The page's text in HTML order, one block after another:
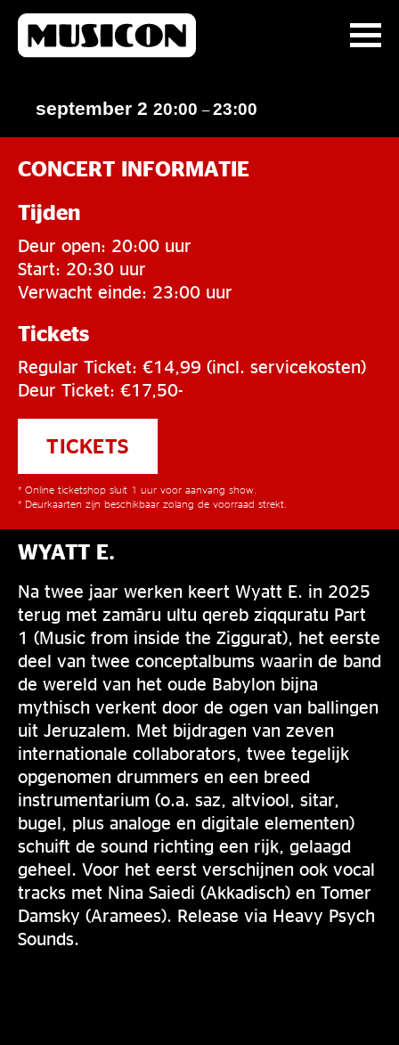
september 2 20:00 –23:00
CONCERT INFORMATIE
Tijden
Deur open: 20:00 uur
Start: 20:30 uur
Verwacht einde: 23:00 uur
Tickets
Regular Ticket: €14,99 (incl. servicekosten)
Deur Ticket: €17,50-
TICKETS
* Online ticketshop sluit 1 uur voor aanvang show.
* Deurkaarten zijn beschikbaar zolang de voorraad strekt.
WYATT E.
Na twee jaar werken keert Wyatt E. in 2025
terug met zamāru ultu qereb ziqquratu Part
1 (Music from inside the Ziggurat), het eerste
deel van twee conceptalbums waarin de band
de wereld van het oude Babylon bijna
mythisch verkent door de ogen van ballingen
uit Jeruzalem. Met bijdragen van zeven
internationale collaborators, twee tegelijk
opgenomen drummers en een breed
instrumentarium (o.a. saz, altviool, sitar,
bugel, plus analoge en digitale elementen)
schuift de sound richting een rijk, gelaagd
geheel. Voor het eerst verschijnen ook vocal
tracks met Nina Saiedi (Akkadisch) en Tomer
Damsky (Aramees). Release via Heavy Psych
Sounds.